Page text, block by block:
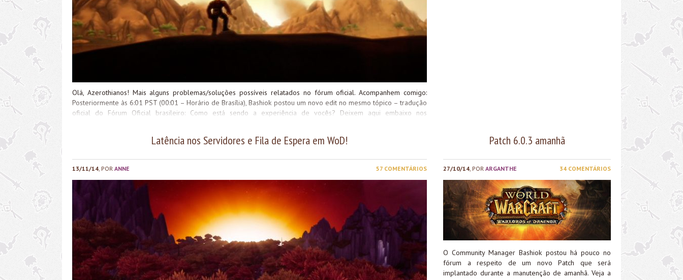
Olá, Azerothianos! Mais alguns problemas/soluções possíveis relatados no fórum oficial. Acompanhem comigo:
Posteriormente às 6:01 PST (00:01 – Horário de Brasília), Bashiok postou um novo edit no mesmo tópico – tradução
oficial do Fórum Oficial brasileiro: Como está sendo a experiência de vocês? Deixem aqui embaixo nos
Latência nos Servidores e Fila de Espera em WoD!
13/11/14, POR ANNE 57 COMENTÁRIOS
Patch 6.0.3 amanhã
27/10/14, POR ARGANTHE 34 COMENTÁRIOS
O Community Manager Bashiok postou há pouco no
fórum a respeito de um novo Patch que será
implantado durante a manutenção de amanhã. Veja a